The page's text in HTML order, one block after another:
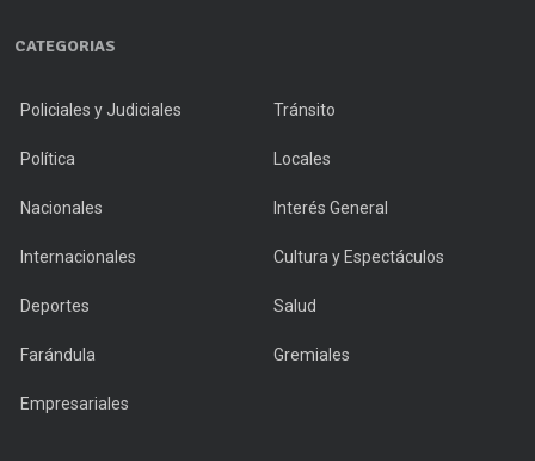
CATEGORIAS
Policiales y Judiciales Tránsito
Política Locales
Nacionales Interés General
Internacionales Cultura y Espectáculos
Deportes Salud
Farándula Gremiales
Empresariales